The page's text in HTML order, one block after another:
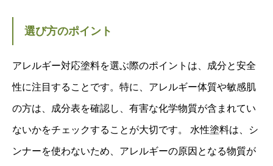
選び方のポイント
アレルギー対応塗料を選ぶ際のポイントは、成分と安全
性に注目することです。特に、アレルギー体質や敏感肌
の方は、成分表を確認し、有害な化学物質が含まれてい
ないかをチェックすることが大切です。 水性塗料は、シ
ンナーを使わないため、アレルギーの原因となる物質が